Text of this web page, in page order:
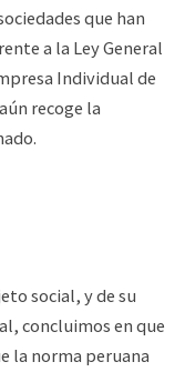
que han
a la Ley General
Individual de
recoge la
social, y de su
concluimos en que
la norma peruana